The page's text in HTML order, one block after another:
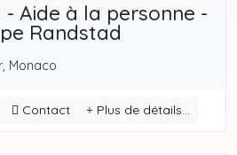
Aide à la personne -
Randstad
Monaco
Contact Plus de détails...